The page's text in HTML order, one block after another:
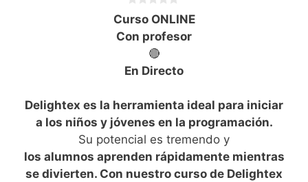
d
e
5
Curso ONLINE
Con profesor
🔴
En Directo
Delightex es la herramienta ideal para iniciar
a los niños y jóvenes en la programación.
Su potencial es tremendo y
los alumnos aprenden rápidamente mientras
se divierten. Con nuestro curso de Delightex